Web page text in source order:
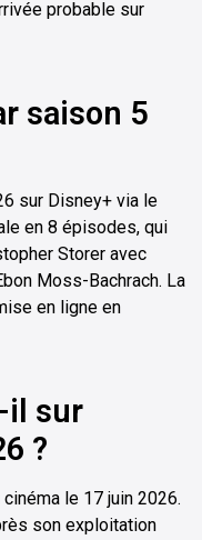
probable sur
saison 5
sur Disney+ via le
en 8 épisodes, qui
Storer avec
Moss-Bachrach. La
en ligne en
il sur
?
le 17 juin 2026.
son exploitation